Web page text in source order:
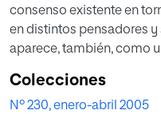
consenso existente en
en distintos pensadores
aparece, también, como
Superior, promovidas por
Europea, desde la
Colecciones
Nº 230, enero-abril 2005